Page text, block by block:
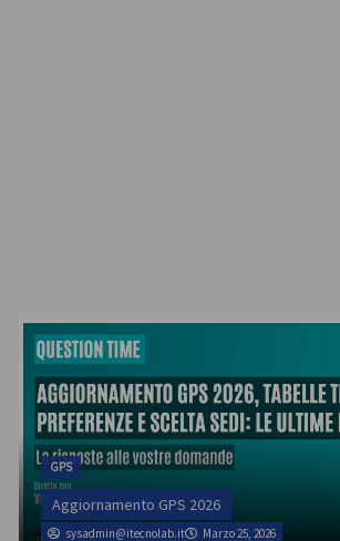
GPS
Aggiornamento GPS 2026
sysadmin@itecnolab.it Marzo 25, 2026